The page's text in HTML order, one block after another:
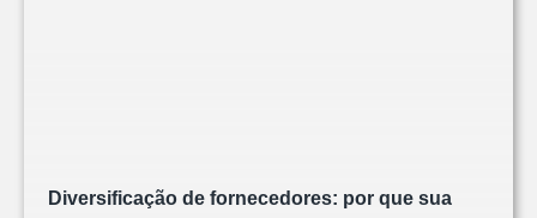
Diversificação de fornecedores: por que sua